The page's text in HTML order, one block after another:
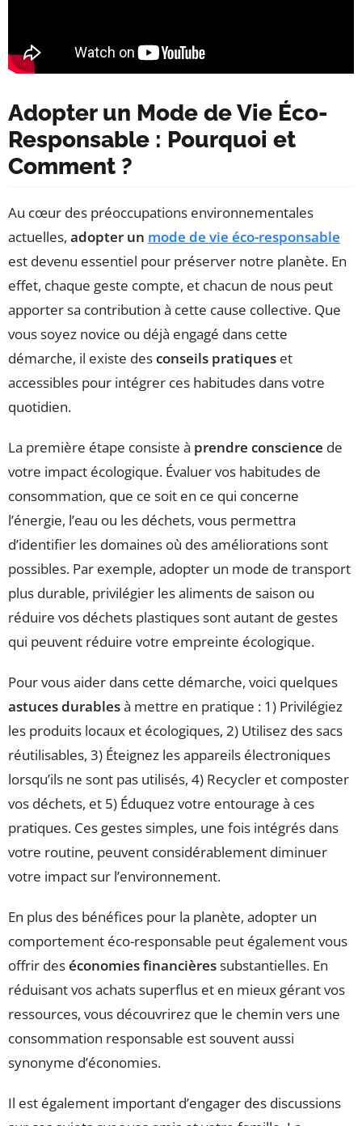
Adopter un Mode de Vie Éco-
Responsable : Pourquoi et
Comment ?
Au cœur des préoccupations environnementales
actuelles, adopter un mode de vie éco-responsable
est devenu essentiel pour préserver notre planète. En
effet, chaque geste compte, et chacun de nous peut
apporter sa contribution à cette cause collective. Que
vous soyez novice ou déjà engagé dans cette
démarche, il existe desconseils pratiques et
accessibles pour intégrer ces habitudes dans votre
quotidien.
La première étape consiste à prendre conscience de
votre impact écologique. Évaluer vos habitudes de
consommation, que ce soit en ce qui concerne
l’énergie, l’eau ou les déchets, vous permettra
d’identifier les domaines où des améliorations sont
possibles. Par exemple, adopter un mode de transport
plus durable, privilégier les aliments de saison ou
réduire vos déchets plastiques sont autant de gestes
qui peuvent réduire votre empreinte écologique.
Pour vous aider dans cette démarche, voici quelques
astuces durablesà mettre en pratique : 1) Privilégiez
les produits locaux et écologiques, 2) Utilisez des sacs
réutilisables, 3) Éteignez les appareils électroniques
lorsqu’ils ne sont pas utilisés, 4) Recycler et composter
vos déchets, et 5) Éduquez votre entourage à ces
pratiques. Ces gestes simples, une fois intégrés dans
votre routine, peuvent considérablement diminuer
votre impact sur l’environnement.
En plus des bénéfices pour la planète, adopter un
comportement éco-responsable peut également vous
offrir deséconomies financièressubstantielles. En
réduisant vos achats superflus et en mieux gérant vos
ressources, vous découvrirez que le chemin vers une
consommation responsable est souvent aussi
synonyme d’économies.
Il est également important d’engager des discussions